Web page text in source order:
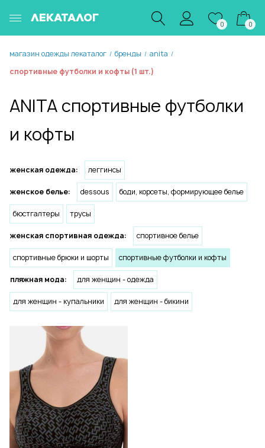
ЛЕКАТАЛОГ
0 0
магазин одежды лекаталог / бренды / anita /
спортивные футболки и кофты (1 шт.)
ANITA спортивные футболки
и кофты
женская одежда: леггинсы
женское белье: dessous боди, корсеты, формирующее белье
бюстгалтеры трусы
женская спортивная одежда: спортивное белье
спортивные брюки и шорты спортивные футболки и кофты
пляжная мода: для женщин - одежда
для женщин - купальники для женщин - бикини